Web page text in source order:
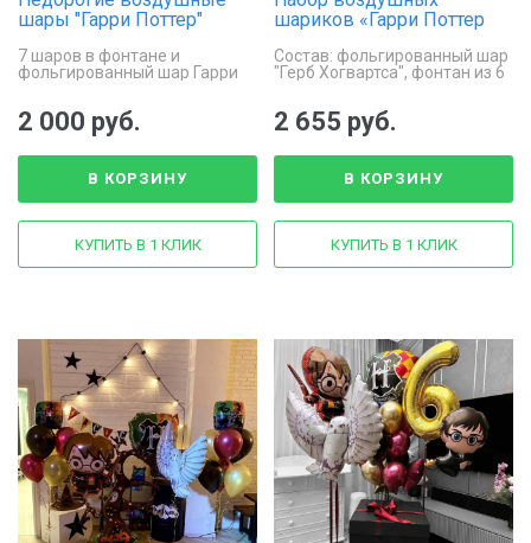
шары "Гарри Поттер"
7 шаров в фонтане и
фольгированный шар Гарри
2 000 руб.
В КОРЗИНУ
КУПИТЬ В 1 КЛИК
шариков «Гарри Поттер
Состав: фольгированный шар
"Герб Хогвартса", фонтан из 6
2 655 руб.
В КОРЗИНУ
КУПИТЬ В 1 КЛИК